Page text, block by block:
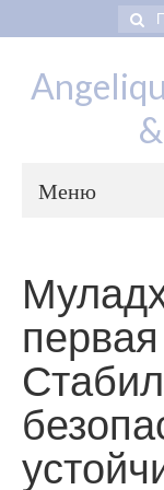
Меню
Отзывы
Контакты
Cтатьи